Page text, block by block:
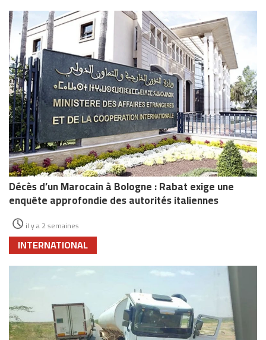
Décès d’un Marocain à Bologne : Rabat exige une
enquête approfondie des autorités italiennes
il y a 2 semaines
INTERNATIONAL